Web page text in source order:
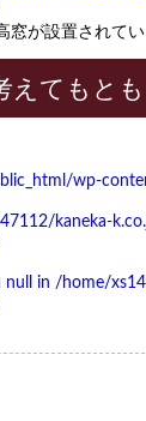
窓が設置されて
えてもと
wp-
kaneka-
null in /home/